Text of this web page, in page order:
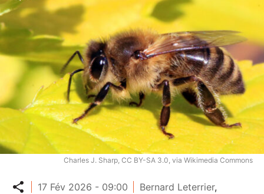
Charles J. Sharp, CC BY-SA 3.0, via Wikimedia Commons
Partager
17 Fév 2026 - 09:00 Bernard Leterrier,